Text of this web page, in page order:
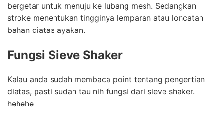
bergetar untuk menuju ke lubang mesh. Sedangkan
stroke menentukan tingginya lemparan atau loncatan
bahan diatas ayakan.
Fungsi Sieve Shaker
Kalau anda sudah membaca point tentang pengertian
diatas, pasti sudah tau nih fungsi dari sieve shaker.
hehehe